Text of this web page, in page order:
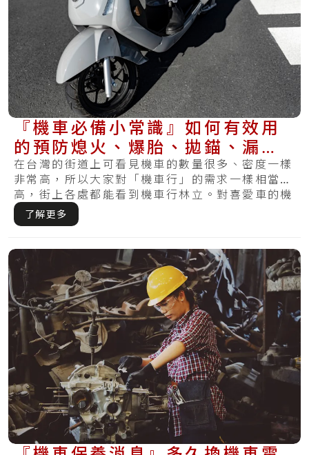
『機車必備小常識』如何有效用
的預防熄火、爆胎、拋錨、漏油
再次發生？
在台灣的街道上可看見機車的數量很多、密度一樣
非常高，所以大家對「機車行」的需求一樣相當
高，街上各處都能看到機車行林立。對喜愛車的機
車族來.....
了解更多